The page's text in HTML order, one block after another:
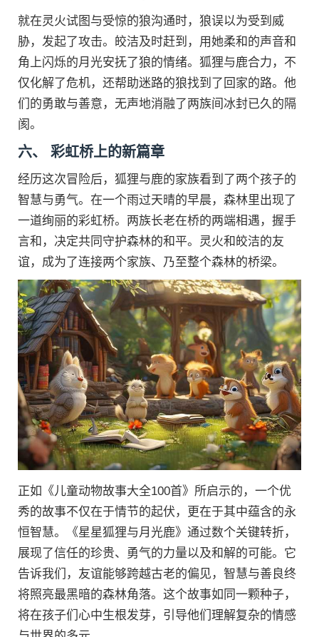
就在灵火试图与受惊的狼沟通时，狼误以为受到威
胁，发起了攻击。皎洁及时赶到，用她柔和的声音和
角上闪烁的月光安抚了狼的情绪。狐狸与鹿合力，不
仅化解了危机，还帮助迷路的狼找到了回家的路。他
们的勇敢与善意，无声地消融了两族间冰封已久的隔
阂。
六、 彩虹桥上的新篇章
经历这次冒险后，狐狸与鹿的家族看到了两个孩子的
智慧与勇气。在一个雨过天晴的早晨，森林里出现了
一道绚丽的彩虹桥。两族长老在桥的两端相遇，握手
言和，决定共同守护森林的和平。灵火和皎洁的友
谊，成为了连接两个家族、乃至整个森林的桥梁。
正如《儿童动物故事大全100首》所启示的，一个优
秀的故事不仅在于情节的起伏，更在于其中蕴含的永
恒智慧。《星星狐狸与月光鹿》通过数个关键转折，
展现了信任的珍贵、勇气的力量以及和解的可能。它
告诉我们，友谊能够跨越古老的偏见，智慧与善良终
将照亮最黑暗的森林角落。这个故事如同一颗种子，
将在孩子们心中生根发芽，引导他们理解复杂的情感